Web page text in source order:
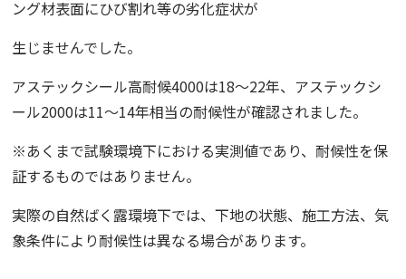
ング材表面にひび割れ等の劣化症状が
生じませんでした。
アステックシール高耐候4000は18〜22年、アステックシ
ール2000は11〜14年相当の耐候性が確認されました。
※あくまで試験環境下における実測値であり、耐候性を保
証するものではありません。
実際の自然ばく露環境下では、下地の状態、施工方法、気
象条件により耐候性は異なる場合があります。